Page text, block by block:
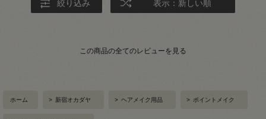
絞り込み 表示：新しい順
この商品の全てのレビューを見る
ホーム > 新宿オカダヤ > ヘアメイク用品 > ポイントメイク